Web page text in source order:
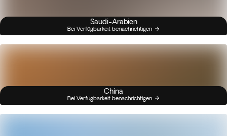
Saudi-Arabien
Bei Verfügbarkeit benachrichtigen
China
Bei Verfügbarkeit benachrichtigen